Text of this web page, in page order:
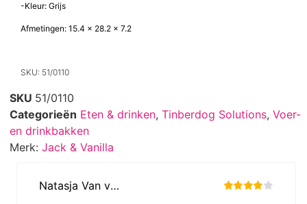
-Kleur: Grijs
Afmetingen: 15.4 x 28.2 x 7.2
SKU: 51/0110
SKU 51/0110
Categorieën Eten & drinken, Tinberdog Solutions, Voer-
en drinkbakken
Merk: Jack & Vanilla